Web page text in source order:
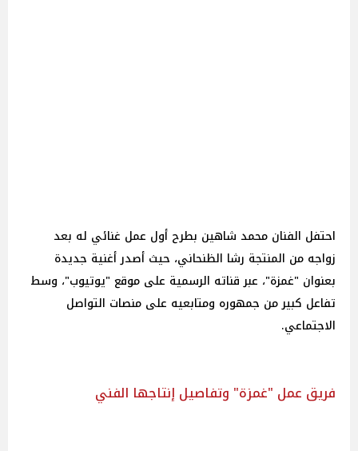
احتفل الفنان محمد شاهين بطرح أول عمل غنائي له بعد
زواجه من المنتجة رشا الظنحاني، حيث أصدر أغنية جديدة
بعنوان "غمزة"، عبر قناته الرسمية على موقع "يوتيوب"، وسط
تفاعل كبير من جمهوره ومتابعيه على منصات التواصل
الاجتماعي.
فريق عمل "غمزة" وتفاصيل إنتاجها الفني